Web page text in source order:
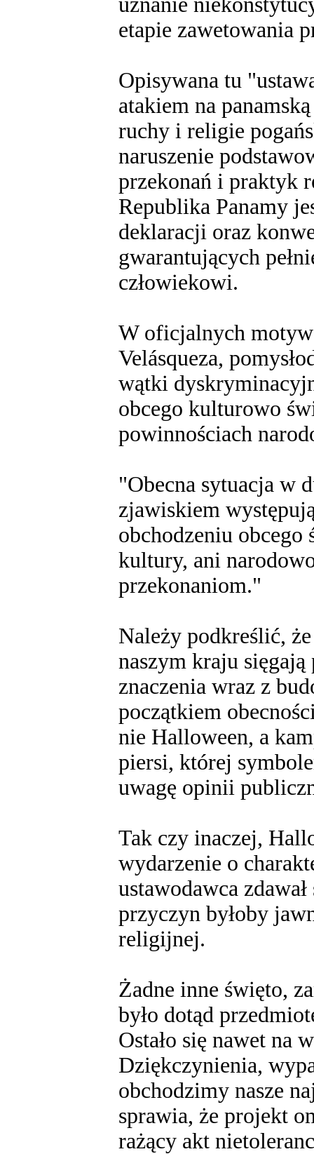
etapie zawetowania
Opisywana tu
atakiem na
ruchy i religie
naruszenie
przekonań i praktyk
Republika Panamy
deklaracji oraz
gwarantujących
człowiekowi.
W oficjalnych
Velásqueza,
wątki
obcego kulturowo
powinnościach
"Obecna sytuacja w
zjawiskiem
obchodzeniu obcego
kultury, ani
przekonaniom."
Należy podkreślić,
naszym kraju
znaczenia wraz z
początkiem
nie Halloween, a
piersi, której
uwagę opinii
Tak czy inaczej,
wydarzenie o
ustawodawca
przyczyn byłoby
religijnej.
Żadne inne święto,
było dotąd
Ostało się nawet na
Dziękczynienia,
obchodzimy nasze
sprawia, że projekt
rażący akt